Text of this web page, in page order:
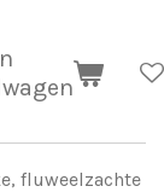
fluweelzachte